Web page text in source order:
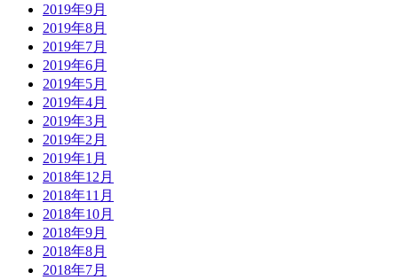
2019年9月
2019年8月
2019年7月
2019年6月
2019年5月
2019年4月
2019年3月
2019年2月
2019年1月
2018年12月
2018年11月
2018年10月
2018年9月
2018年8月
2018年7月